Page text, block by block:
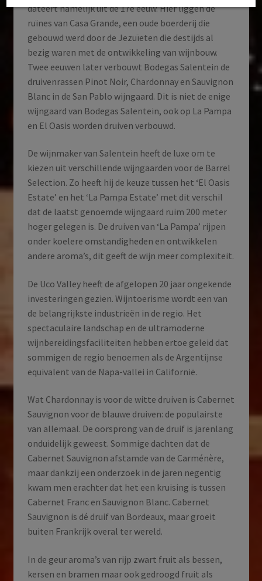
dateert namelijk uit de 17e eeuw. Hier liggen de
ruïnes van Casa Grande, een oude boerderij die
gebouwd werd door de Jezuïeten die destijds al
bezig waren met de ontwikkeling van wijnbouw.
Twee eeuwen later verbouwt Bodegas Salentein de
druivenrassen Pinot Noir, Chardonnay en Sauvignon
Blanc in de San Pablo wijngaard. Dit is niet de enige
wijngaard van Bodegas Salentein, ook op La Pampa
en El Oasis worden druiven verbouwd.
De wijnmaker van Salentein heeft de luxe om te
kiezen uit verschillende wijngaarden voor de Barrel
Selection. Zo heeft hij de keuze tussen het ‘El Oasis
Estate’ en het ‘La Pampa Estate’ met dit verschil
dat de laatst genoemde wijngaard ruim 200 meter
hoger gelegen is. De druiven van ‘La Pampa’ rijpen
onder koelere omstandigheden en ontwikkelen
andere aroma’s, dit geeft de wijn meer complexiteit.
De Uco Valley heeft de afgelopen 20 jaar ongekende
investeringen gezien. Wijntoerisme wordt een van
de belangrijkste industrieën in de regio. Het
spectaculaire landschap en de ultramoderne
wijnbereidingsfaciliteiten hebben ertoe geleid dat
sommigen de regio benoemen als de Argentijnse
equivalent van de Napa-vallei in Californië.
Wat Chardonnay is voor de witte druiven is Cabernet
Sauvignon voor de blauwe druiven: de populairste
van allemaal. De oorsprong van de druif is jarenlang
onduidelijk geweest. Sommige dachten dat de
Cabernet Sauvignon afstamde van de Carménère,
maar dankzij een onderzoek in de jaren negentig
kwam men erachter dat het een kruising is tussen
Cabernet Franc en Sauvignon Blanc. Cabernet
Sauvignon is dé druif van Bordeaux, maar groeit
buiten Frankrijk overal ter wereld.
In de geur aroma’s van rijp zwart fruit als bessen,
kersen en bramen maar ook gedroogd fruit als